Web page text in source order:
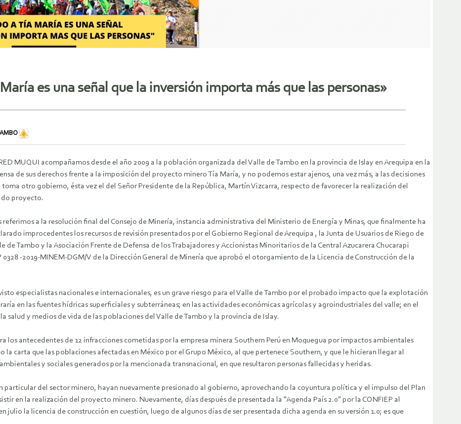
es una señal que la inversión importa más que las personas»
MUQUI acompañamos desde el año 2009 a la población organizada del Valle de Tambo en la provincia de Islay en Arequipa en la
de sus derechos frente a la imposición del proyecto minero Tía María, y no podemos estar ajenos, una vez más, a las decisiones
toma otro gobierno, ésta vez el del Señor Presidente de la República, Martín Vizcarra, respecto de favorecer la realización del
proyecto.
referimos a la resolución final del Consejo de Minería, instancia administrativa del Ministerio de Energía y Minas, que finalmente ha
improcedentes los recursos de revisión presentados por el Gobierno Regional de Arequipa , la Junta de Usuarios de Riego de
de Tambo y la Asociación Frente de Defensa de los Trabajadores y Accionistas Minoritarios de la Central Azucarera Chucarapi
0328 -2019-MINEM-DGM/V de la Dirección General de Minería que aprobó el otorgamiento de la Licencia de Construcción de la
especialistas nacionales e internacionales, es un grave riesgo para el Valle de Tambo por el probado impacto que la explotación
en las fuentes hídricas superficiales y subterráneas; en las actividades económicas agrícolas y agroindustriales del valle; en el
salud y medios de vida de las poblaciones del Valle de Tambo y la provincia de Islay.
los antecedentes de 12 infracciones cometidas por la empresa minera Southern Perú en Moquegua por impactos ambientales
la carta que las poblaciones afectadas en México por el Grupo México, al que pertenece Southern, y que le hicieran llegar al
y sociales generados por la mencionada transnacional, en que resultaron personas fallecidas y heridas.
particular del sector minero, hayan nuevamente presionado al gobierno, aprovechando la coyuntura política y el impulso del Plan
en la realización del proyecto minero. Nuevamente, días después de presentada la “Agenda País 2.0” por la CONFIEP al
julio la licencia de construcción en cuestión, luego de algunos días de ser presentada dicha agenda en su versión 1.0; es que